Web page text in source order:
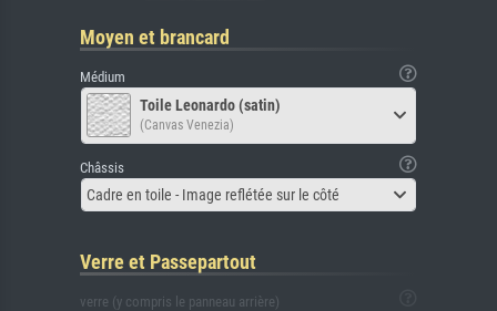
Moyen et brancard
Médium
Toile Leonardo (satin)
(Canvas Venezia)
Châssis
Cadre en toile - Image reflétée sur le côté
Verre et Passepartout
verre (y compris le panneau arrière)